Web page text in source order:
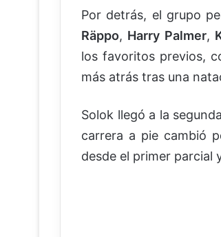
Por detrás, el grupo
Räppo, Harry Palmer,
los favoritos previos,
más atrás tras una
Solok llegó a la
carrera a pie cambió
desde el primer parcial